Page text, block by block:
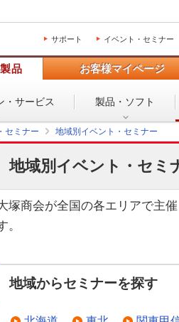
サポート イベント・セミナー
品 お客様マイページ
・ サービス 製品・ソフト
セミナー 地域別イベント・セミナー
地域別イベント・セミ
塚商会が全国の各エリアで主
。
地域からセミナーを探す